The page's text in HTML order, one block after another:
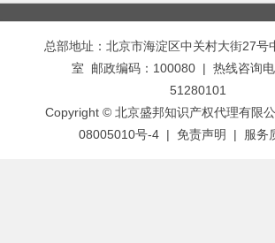
总部地址：北京市海淀区中关村大街27号
室 邮政编码：100080 | 热线咨询
51280101
Copyright © 北京盛邦知识产权代理有限
08005010号-4 | 免责声明 | 服务